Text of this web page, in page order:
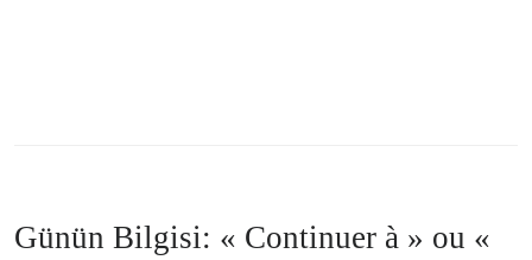
Günün Bilgisi: « Continuer à » ou «